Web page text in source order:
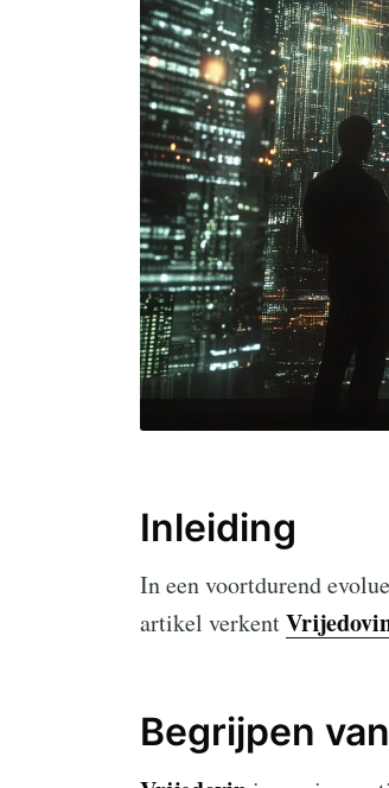
Inleiding
In een voortdurend
artikel verkent
Begrijpen